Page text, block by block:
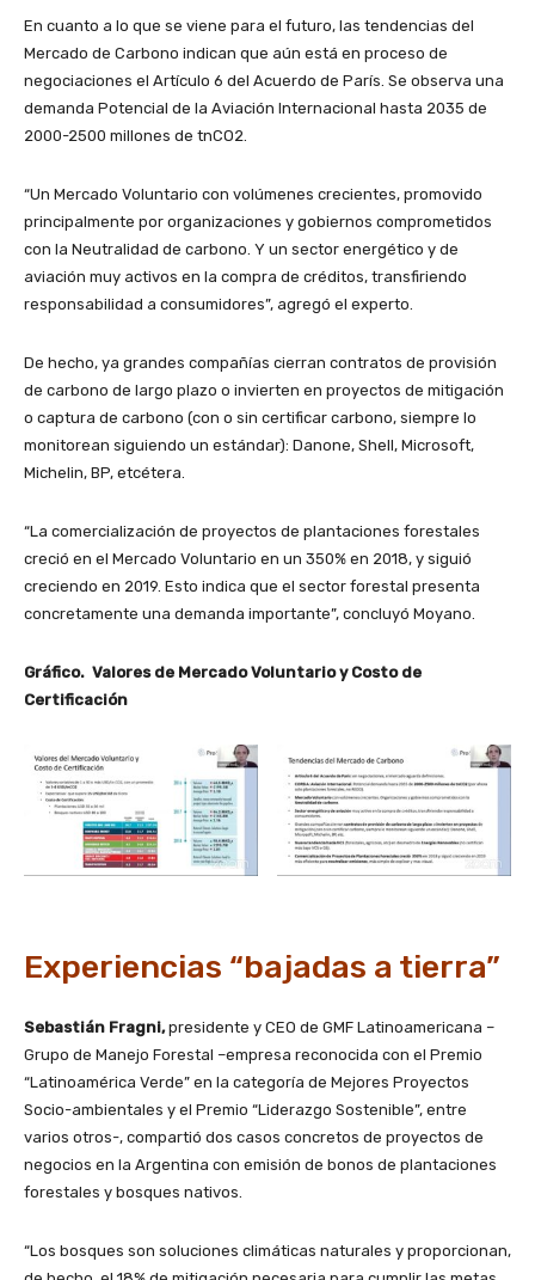
En cuanto a lo que se viene para el futuro, las tendencias del
Mercado de Carbono indican que aún está en proceso de
negociaciones el Artículo 6 del Acuerdo de París. Se observa una
demanda Potencial de la Aviación Internacional hasta 2035 de
2000-2500 millones de tnCO2.
“Un Mercado Voluntario con volúmenes crecientes, promovido
principalmente por organizaciones y gobiernos comprometidos
con la Neutralidad de carbono. Y un sector energético y de
aviación muy activos en la compra de créditos, transfiriendo
responsabilidad a consumidores”, agregó el experto.
De hecho, ya grandes compañías cierran contratos de provisión
de carbono de largo plazo o invierten en proyectos de mitigación
o captura de carbono (con o sin certificar carbono, siempre lo
monitorean siguiendo un estándar): Danone, Shell, Microsoft,
Michelin, BP, etcétera.
“La comercialización de proyectos de plantaciones forestales
creció en el Mercado Voluntario en un 350% en 2018, y siguió
creciendo en 2019. Esto indica que el sector forestal presenta
concretamente una demanda importante”, concluyó Moyano.
Gráfico. Valores de Mercado Voluntario y Costo de
Certificación
Experiencias “bajadas a tierra”
Sebastián Fragni,presidente y CEO de GMF Latinoamericana –
Grupo de Manejo Forestal –empresa reconocida con el Premio
“Latinoamérica Verde” en la categoría de Mejores Proyectos
Socio-ambientales y el Premio “Liderazgo Sostenible”, entre
varios otros-, compartió dos casos concretos de proyectos de
negocios en la Argentina con emisión de bonos de plantaciones
forestales y bosques nativos.
“Los bosques son soluciones climáticas naturales y proporcionan,